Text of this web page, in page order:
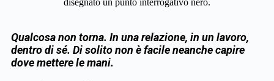
Qualcosa non torna. In una relazione, in un lavoro,
dentro di sé. Di solito non è facile neanche capire
dove mettere le mani.